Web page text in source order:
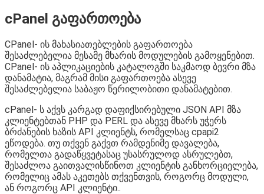
cPanel გაფართოება
CPanel- ის მახასიათებლების გაფართოება
შესაძლებელია მესამე მხარის მოდულების გამოყენებით.
CPanel- ის აპლიკაციების კატალოგში საკმაოდ ბევრი მზა
დანამატია, მაგრამ მისი გაფართოება ასევე
შესაძლებელია საბაჟო წერილობითი დანამატებით.
cPanel- ს აქვს კარგად დაფიქსირებული JSON API მზა
კლიენტებთან PHP და PERL და ასევე მხარს უჭერს
ბრძანების ხაზის API კლიენტს, რომელსაც cpapi2
ეწოდება. თუ თქვენ გაქვთ რამდენიმე დავალება,
რომელთა გადაწყვეტასაც უსასრულოდ ასრულებთ,
შესაძლოა გაითვალისწინოთ კლიენტის განხორციელება,
რომელიც ამას აკეთებს თქვენთვის, როგორც მოდული,
ან როგორც API კლიენტი..